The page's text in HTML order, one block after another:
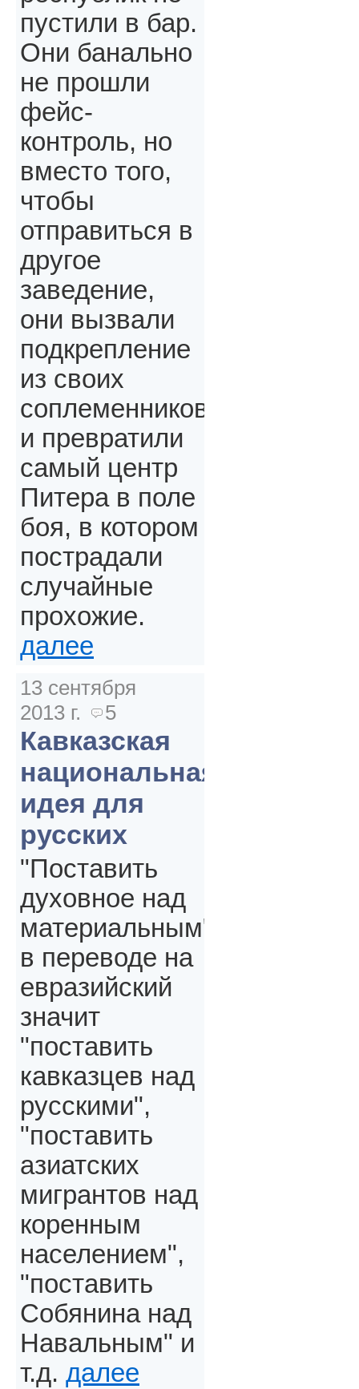
пустили в бар.
Они банально
не прошли
фейс-
контроль, но
вместо того,
чтобы
отправиться в
другое
заведение,
они вызвали
подкрепление
из своих
соплеменников
и превратили
самый центр
Питера в поле
боя, в котором
пострадали
случайные
прохожие.
далее
13 сентября
2013 г.
5
Кавказская
национальная
идея для
русских
"Поставить
духовное над
материальным"
в переводе на
евразийский
значит
"поставить
кавказцев над
русскими",
"поставить
азиатских
мигрантов над
коренным
населением",
"поставить
Собянина над
Навальным" и
т.д. далее